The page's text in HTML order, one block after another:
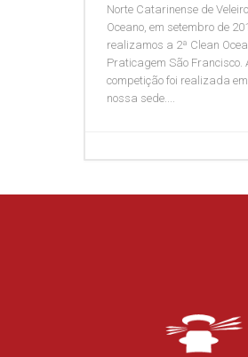
Norte Catarinense de
Oceano, em setembro de
realizamos a 2ª Clean
Praticagem São Francisco.
competição foi realizada
nossa sede....